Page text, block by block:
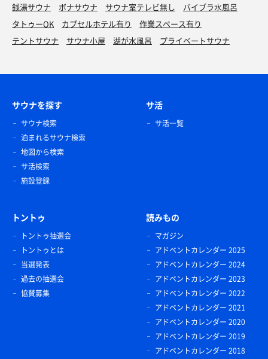
銭湯サウナ
ボナサウナ サウナ室テレビ無し
バイブラ水風呂
タトゥーOK
カプセルホテル有り
作業スペース有り
テントサウナ
サウナ小屋 湖が水風呂 プライベートサウナ
サウナを探す
サウナ検索
泊まれるサウナ検索
地図から検索
サ活検索
施設登録
サ活
サ活一覧
トントゥ
トントゥ抽選会
トントゥとは
当選発表
過去の抽選会
協賛募集
読みもの
マガジン
アドベントカレンダー 2025
アドベントカレンダー 2024
アドベントカレンダー 2023
アドベントカレンダー 2022
アドベントカレンダー 2021
アドベントカレンダー 2020
アドベントカレンダー 2019
アドベントカレンダー 2018